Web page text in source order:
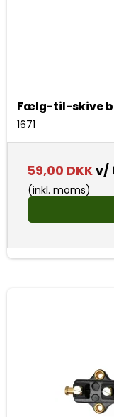
Fælg-til-skive
1671
59,00 DKKv/
(inkl. moms)